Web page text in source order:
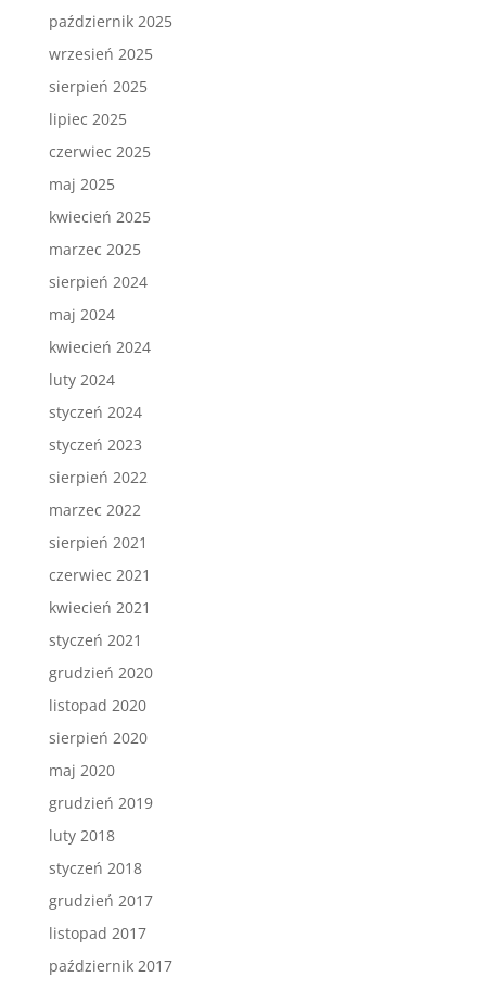
październik 2025
wrzesień 2025
sierpień 2025
lipiec 2025
czerwiec 2025
maj 2025
kwiecień 2025
marzec 2025
sierpień 2024
maj 2024
kwiecień 2024
luty 2024
styczeń 2024
styczeń 2023
sierpień 2022
marzec 2022
sierpień 2021
czerwiec 2021
kwiecień 2021
styczeń 2021
grudzień 2020
listopad 2020
sierpień 2020
maj 2020
grudzień 2019
luty 2018
styczeń 2018
grudzień 2017
listopad 2017
październik 2017